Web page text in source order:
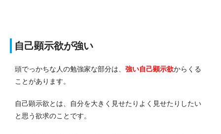
自己顕示欲が強い
頭でっかちな人の勉強家な部分は、 強い自己顕示欲からくる
ことがあります。
自己顕示欲とは、自分を大きく見せたりよく見せたりしたい
と思う欲求のことです。